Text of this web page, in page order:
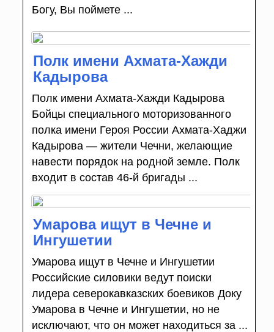
Богу, Вы поймете ...
Полк имени Ахмата-Хажди
Кадырова
Полк имени Ахмата-Хажди Кадырова
Бойцы специального моторизованного
полка имени Героя России Ахмата-Хаджи
Кадырова — жители Чечни, желающие
навести порядок на родной земле. Полк
входит в состав 46-й бригады ...
Умарова ищут в Чечне и
Ингушетии
Умарова ищут в Чечне и Ингушетии
Российские силовики ведут поиски
лидера северокавказских боевиков Доку
Умарова в Чечне и Ингушетии, но не
исключают, что он может находиться за ...